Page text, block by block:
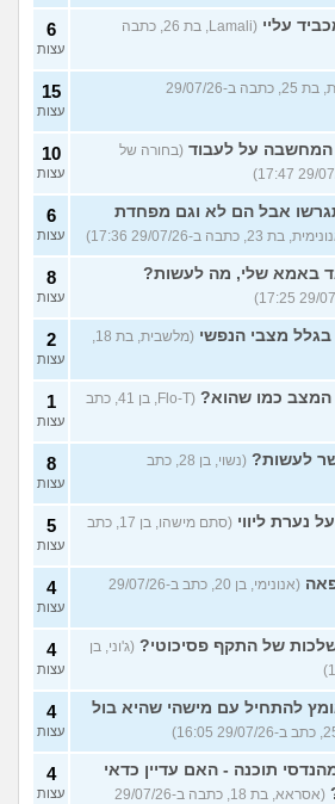
עליי
(Lamali, בת 26, כתבה
6
עצות
(אנונימית, בת 25, כתבה ב-29/07/26
15
עצות
על לעבוד (בחורה של
10
עצות
אבל הם לא וגם מפחדת
בת 23, כתבה ב-29/07/26 17:36)
6
עצות
באמא שלי, מה לעשות? 8
עצות
בגלל מצבי הנפשי 2
עצות
המצב כמו שהוא?
(Flo-T, בן 41, כתב
1
עצות
לעשות?
(נשוי, בן 28, כתב
8
עצות
נערת ליווי
(סתם מישהו, בן 17, כתב
5
עצות
(אנונימי, בן 20, כתב ב-29/07/26
4
עצות
של התקף פסיכוטי? (ג'וני, בן
4
עצות
להתחיל עם מישהי שהיא בול
4
עצות
תוכנה - האם עדיין כדאי
(אסראא, בת 18, כתבה ב-29/07/26
4
עצות